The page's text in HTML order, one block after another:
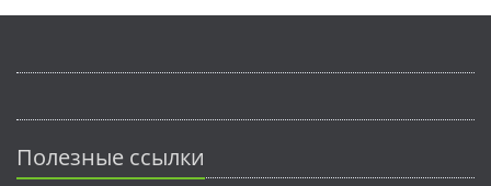
Полезные ссылки